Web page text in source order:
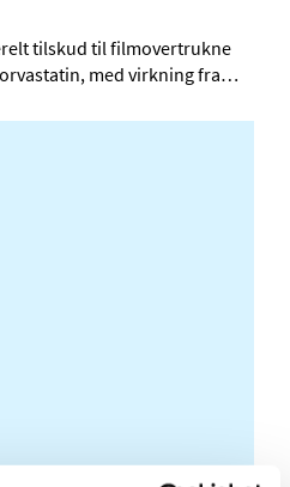
tilskud til filmovertrukne
med virkning fra…